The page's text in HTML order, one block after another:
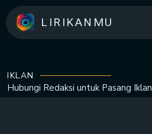
LIRIKANMU
IKLAN
Hubungi Redaksi untuk Pasang Iklan